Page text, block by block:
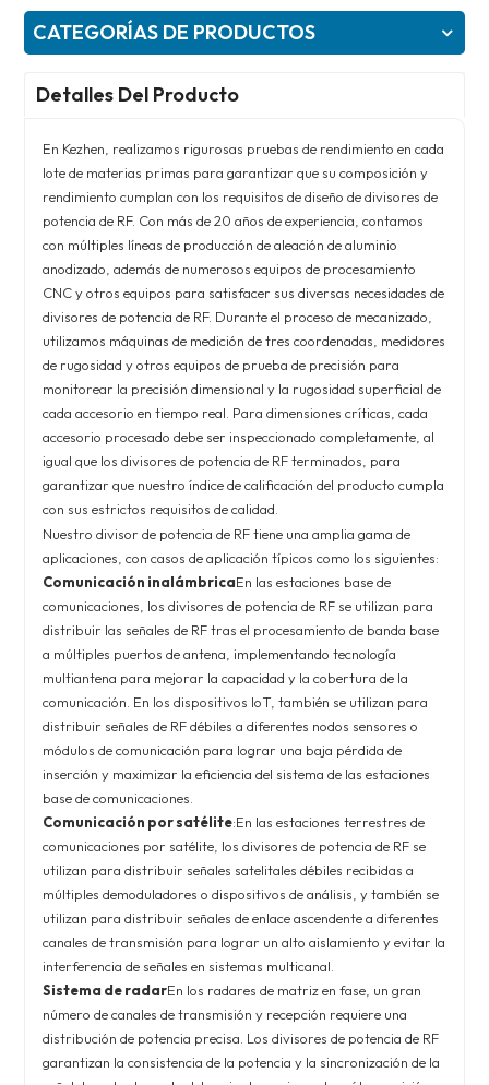
CATEGORÍAS DE PRODUCTOS
Detalles Del Producto
En Kezhen, realizamos rigurosas pruebas de rendimiento en cada
lote de materias primas para garantizar que su composición y
rendimiento cumplan con los requisitos de diseño de divisores de
potencia de RF. Con más de 20 años de experiencia, contamos
con múltiples líneas de producción de aleación de aluminio
anodizado, además de numerosos equipos de procesamiento
CNC y otros equipos para satisfacer sus diversas necesidades de
divisores de potencia de RF. Durante el proceso de mecanizado,
utilizamos máquinas de medición de tres coordenadas, medidores
de rugosidad y otros equipos de prueba de precisión para
monitorear la precisión dimensional y la rugosidad superficial de
cada accesorio en tiempo real. Para dimensiones críticas, cada
accesorio procesado debe ser inspeccionado completamente, al
igual que los divisores de potencia de RF terminados, para
garantizar que nuestro índice de calificación del producto cumpla
con sus estrictos requisitos de calidad.
Nuestro divisor de potencia de RF tiene una amplia gama de
aplicaciones, con casos de aplicación típicos como los siguientes:
Comunicación inalámbricaEn las estaciones base de
comunicaciones, los divisores de potencia de RF se utilizan para
distribuir las señales de RF tras el procesamiento de banda base
a múltiples puertos de antena, implementando tecnología
multiantena para mejorar la capacidad y la cobertura de la
comunicación. En los dispositivos IoT, también se utilizan para
distribuir señales de RF débiles a diferentes nodos sensores o
módulos de comunicación para lograr una baja pérdida de
inserción y maximizar la eficiencia del sistema de las estaciones
base de comunicaciones.
Comunicación por satélite:En las estaciones terrestres de
comunicaciones por satélite, los divisores de potencia de RF se
utilizan para distribuir señales satelitales débiles recibidas a
múltiples demoduladores o dispositivos de análisis, y también se
utilizan para distribuir señales de enlace ascendente a diferentes
canales de transmisión para lograr un alto aislamiento y evitar la
interferencia de señales en sistemas multicanal.
Sistema de radarEn los radares de matriz en fase, un gran
número de canales de transmisión y recepción requiere una
distribución de potencia precisa. Los divisores de potencia de RF
garantizan la consistencia de la potencia y la sincronización de la